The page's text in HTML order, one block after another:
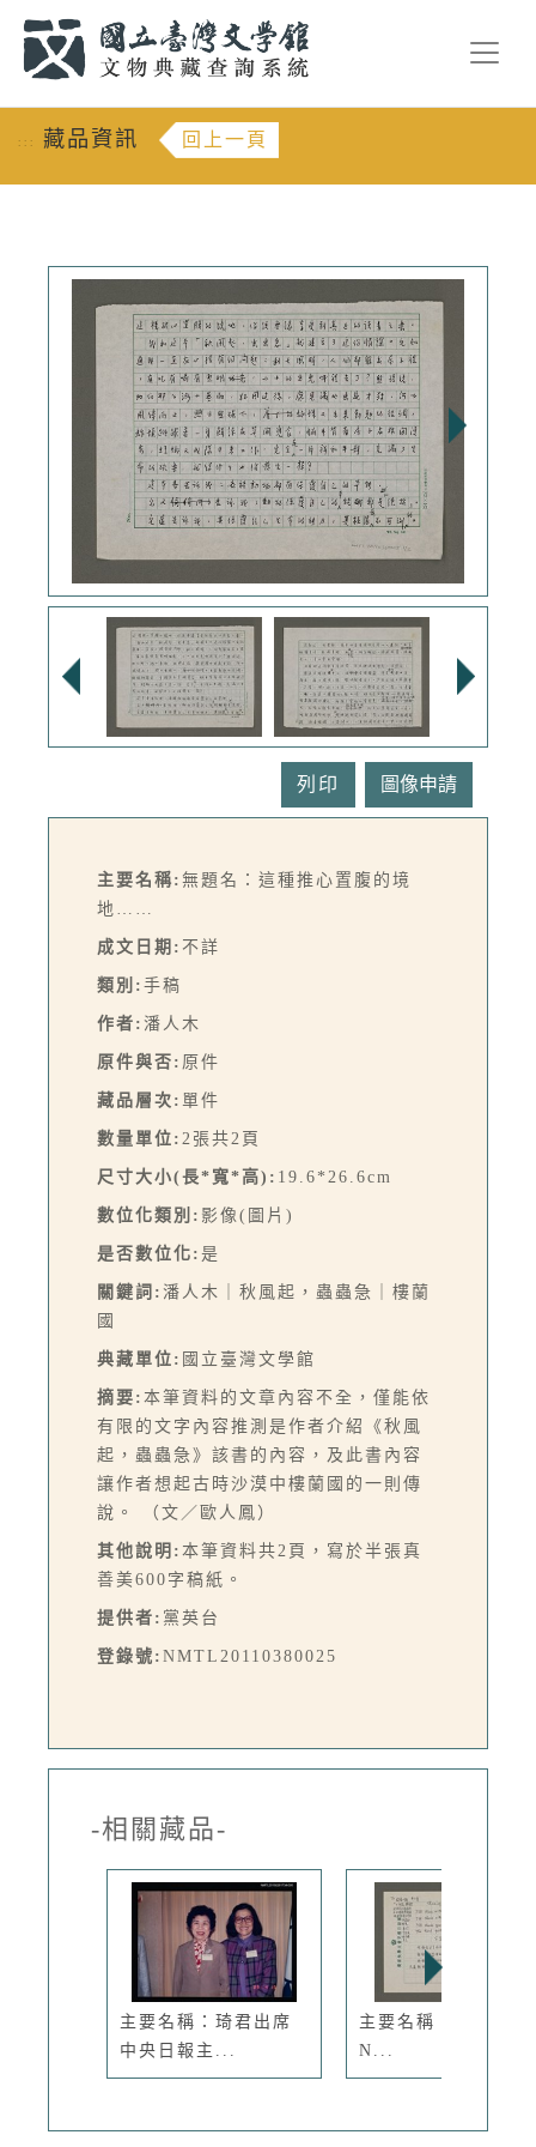
::: 藏品資訊 回上一頁
列印
主要名稱: 無題名：這種推心置腹的境
地……
成文日期: 不詳
類別: 手稿
作者: 潘人木
原件與否: 原件
藏品層次: 單件
數量單位: 2張共2頁
尺寸大小(長*寬*高): 19.6*26.6cm
數位化類別: 影像(圖片)
是否數位化: 是
關鍵詞: 潘人木｜秋風起，蟲蟲急｜樓蘭
國
典藏單位: 國立臺灣文學館
摘要: 本筆資料的文章內容不全，僅能依
有限的文字內容推測是作者介紹《秋風
起，蟲蟲急》該書的內容，及此書內容
讓作者想起古時沙漠中樓蘭國的一則傳
說。 （文／歐人鳳）
其他說明: 本筆資料共2頁，寫於半張真
善美600字稿紙。
提供者: 黨英台
登錄號: NMTL20110380025
-相關藏品-
主要名稱：琦君出席
中央日報主...
主要名稱：Sharing
N...